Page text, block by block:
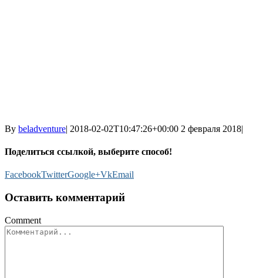
By beladventure| 2018-02-02T10:47:26+00:00 2 февраля 2018|
Поделиться ссылкой, выберите способ!
FacebookTwitterGoogle+VkEmail
Оставить комментарий
Comment